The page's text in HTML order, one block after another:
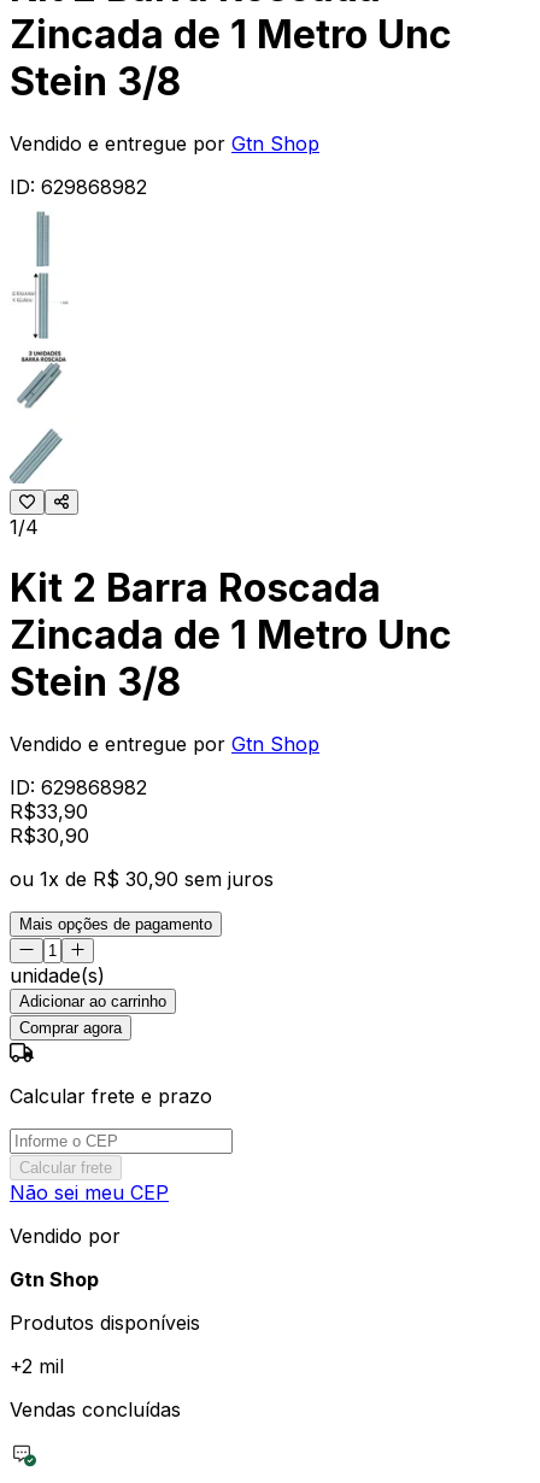
Zincada de 1 Metro Unc
Stein 3/8
Vendido e entregue por Gtn Shop
ID: 629868982
1/4
Kit 2 Barra Roscada
Zincada de 1 Metro Unc
Stein 3/8
Vendido e entregue por Gtn Shop
ID: 629868982
R$33,90
R$30,90
ou 1x de R$ 30,90 sem juros
Mais opções de pagamento
unidade(s)
Adicionar ao carrinho
Comprar agora
Calcular frete e prazo
Calcular frete
Não sei meu CEP
Vendido por
Gtn Shop
Produtos disponíveis
+2 mil
Vendas concluídas